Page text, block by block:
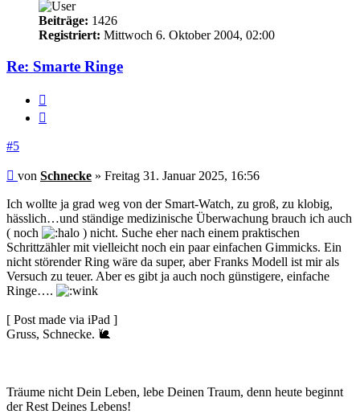
Beiträge: 1426
Registriert: Mittwoch 6. Oktober 2004, 02:00
Re: Smarte Ringe
#5
Beitrag
von Schnecke » Freitag 31. Januar 2025, 16:56
Ich wollte ja grad weg von der Smart-Watch, zu groß, zu klobig,
hässlich…und ständige medizinische Überwachung brauch ich auch
( noch
) nicht. Suche eher nach einem praktischen
Schrittzähler mit vielleicht noch ein paar einfachen Gimmicks. Ein
nicht störender Ring wäre da super, aber Franks Modell ist mir als
Versuch zu teuer. Aber es gibt ja auch noch günstigere, einfache
Ringe….
[ Post made via iPad ]
Gruss, Schnecke. 🐌
Träume nicht Dein Leben, lebe Deinen Traum, denn heute beginnt
der Rest Deines Lebens!